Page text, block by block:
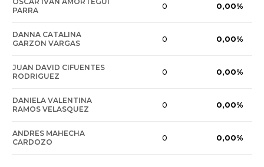
PARRA
0 0,00%
DANNA CATALINA
GARZON VARGAS
0 0,00%
JUAN DAVID CIFUENTES
RODRIGUEZ
0 0,00%
DANIELA VALENTINA
RAMOS VELASQUEZ
0 0,00%
ANDRES MAHECHA
CARDOZO
0 0,00%